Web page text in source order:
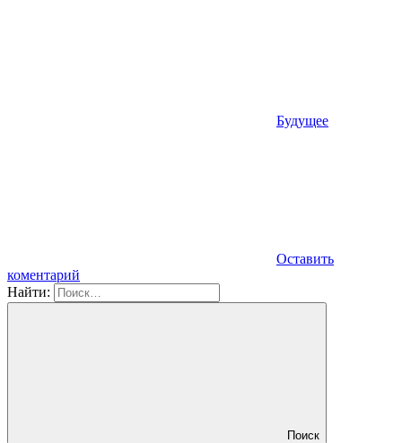
Будущее
Оставить
коментарий
Найти:
Поиск